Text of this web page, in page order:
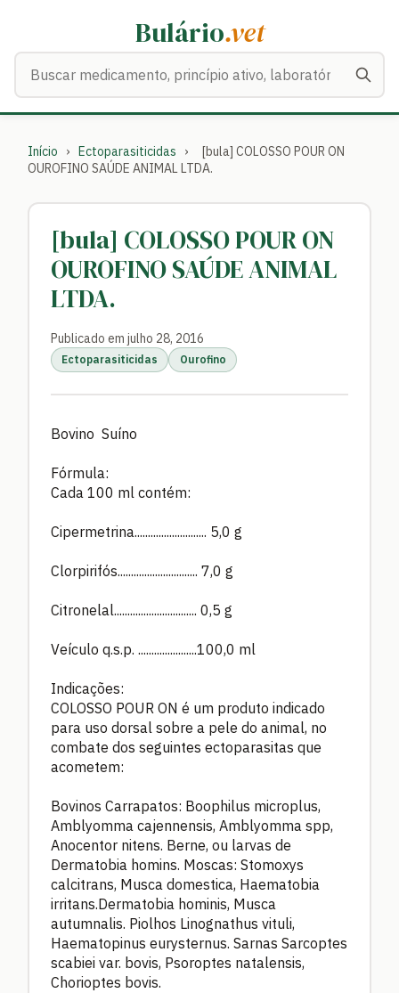
Bulário.vet
Início › Ectoparasiticidas ›
[bula] COLOSSO POUR ON
OUROFINO SAÚDE ANIMAL LTDA.
[bula] COLOSSO POUR ON
OUROFINO SAÚDE ANIMAL
LTDA.
Publicado em julho 28, 2016
Ectoparasiticidas Ourofino
Bovino Suíno
Fórmula:
Cada 100 ml contém:
Cipermetrina........................... 5,0 g
Clorpirifós.............................. 7,0 g
Citronelal............................... 0,5 g
Veículo q.s.p. ......................100,0 ml
Indicações:
COLOSSO POUR ON é um produto indicado
para uso dorsal sobre a pele do animal, no
combate dos seguintes ectoparasitas que
acometem:
Bovinos Carrapatos: Boophilus microplus,
Amblyomma cajennensis, Amblyomma spp,
Anocentor nitens. Berne, ou larvas de
Dermatobia homins. Moscas: Stomoxys
calcitrans, Musca domestica, Haematobia
irritans.Dermatobia hominis, Musca
autumnalis. Piolhos Linognathus vituli,
Haematopinus eurysternus. Sarnas Sarcoptes
scabiei var. bovis, Psoroptes natalensis,
Chorioptes bovis.